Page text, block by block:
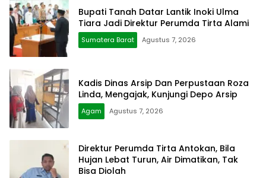
Bupati Tanah Datar Lantik Inoki Ulma
Tiara Jadi Direktur Perumda Tirta Alami
Sumatera Barat Agustus 7, 2026
Kadis Dinas Arsip Dan Perpustaan Roza
Linda, Mengajak, Kunjungi Depo Arsip
Agam Agustus 7, 2026
Direktur Perumda Tirta Antokan, Bila
Hujan Lebat Turun, Air Dimatikan, Tak
Bisa Diolah